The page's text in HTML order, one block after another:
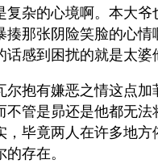
复杂的心境啊。本大
揍那张阴险笑脸的心情
话感到困扰的就是太婆
尔抱有嫌恶之情这点加
不管是昴还是他都无法
，毕竟两人在许多地方
存在。